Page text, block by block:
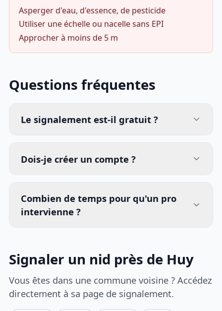
Asperger d'eau, d'essence, de pesticide
Utiliser une échelle ou nacelle sans EPI
Approcher à moins de 5 m
Questions fréquentes
Le signalement est-il gratuit ?
Dois-je créer un compte ?
Combien de temps pour qu'un pro
intervienne ?
Signaler un nid près de Huy
Vous êtes dans une commune voisine ? Accédez
directement à sa page de signalement.